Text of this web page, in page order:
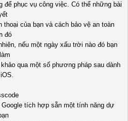
để phục vụ công việc. Có thể những bài
của bạn và cách bảo vệ an toàn
đó
nếu một ngày xấu trời nào đó bạn
qua một số phương pháp sau dành
tích hợp sẵn một tính năng dự